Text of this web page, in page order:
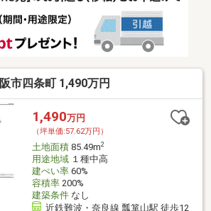
市四条町 1,490万円
1,490万円
（坪単価:57.62万円）
土地面積85.49m2
用途地域１種中高
建ぺい率60%
容積率200%
建築条件なし
近鉄難波・奈良線 瓢箪山駅 徒歩12